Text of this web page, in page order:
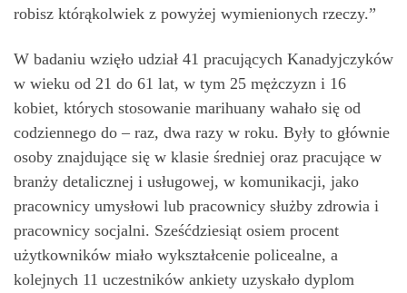
robisz którąkolwiek z powyżej wymienionych rzeczy.”
W badaniu wzięło udział 41 pracujących Kanadyjczyków
w wieku od 21 do 61 lat, w tym 25 mężczyzn i 16
kobiet, których stosowanie marihuany wahało się od
codziennego do – raz, dwa razy w roku. Były to głównie
osoby znajdujące się w klasie średniej oraz pracujące w
branży detalicznej i usługowej, w komunikacji, jako
pracownicy umysłowi lub pracownicy służby zdrowia i
pracownicy socjalni. Sześćdziesiąt osiem procent
użytkowników miało wykształcenie policealne, a
kolejnych 11 uczestników ankiety uzyskało dyplom